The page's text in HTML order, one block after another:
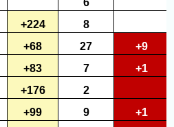
6
+224
8
+68 27
+9
+83 7
+1
+176
2
+99 9
+1